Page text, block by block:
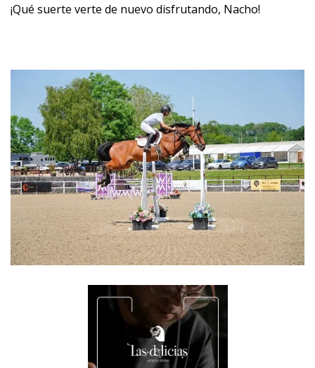
¡Qué suerte verte de nuevo disfrutando, Nacho!